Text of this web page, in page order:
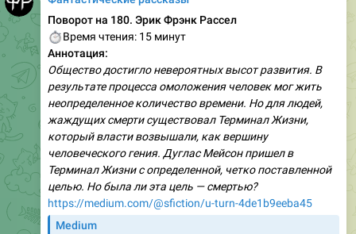
Поворот на 180. Эрик Фрэнк Рассел
Время чтения: 15 минут
Аннотация:
Общество достигло невероятных высот развития. В
результате процесса омоложения человек мог жить
неопределенное количество времени. Но для людей,
жаждущих смерти существовал Терминал Жизни,
который власти возвышали, как вершину
человеческого гения. Дуглас Мейсон пришел в
Терминал Жизни с определенной, четко поставленной
целью. Но была ли эта цель — смертью?
https://medium.com/@sfiction/u-turn-4de1b9eeba45
Medium